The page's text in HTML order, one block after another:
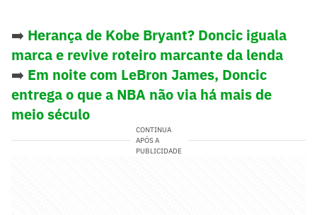
➡️ Herança de Kobe Bryant? Doncic iguala
marca e revive roteiro marcante da lenda
➡️ Em noite com LeBron James, Doncic
entrega o que a NBA não via há mais de
meio século
CONTINUA
APÓS A
PUBLICIDADE